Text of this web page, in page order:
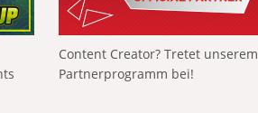
Content Creator? Tretet unserem
Partnerprogramm bei!